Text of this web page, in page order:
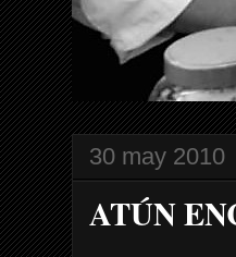
30 may 2010
ATÚN